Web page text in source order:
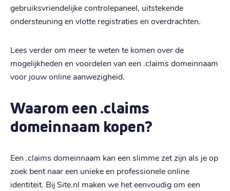
gebruiksvriendelijke controlepaneel, uitstekende
ondersteuning en vlotte registraties en overdrachten.
Lees verder om meer te weten te komen over de
mogelijkheden en voordelen van een .claims domeinnaam
voor jouw online aanwezigheid.
Waarom een .claims
domeinnaam kopen?
Een .claims domeinnaam kan een slimme zet zijn als je op
zoek bent naar een unieke en professionele online
identiteit. Bij Site.nl maken we het eenvoudig om een